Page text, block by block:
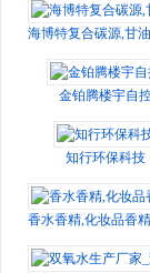
海博特复合碳源,甘
金铂腾楼宇自
知行环保科技
香水香精,化妆品香